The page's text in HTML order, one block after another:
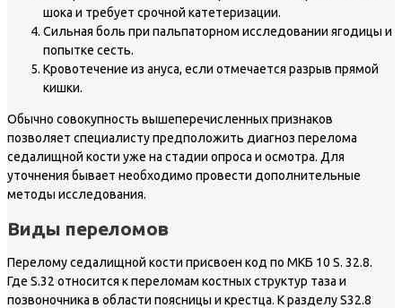
шока и требует срочной катетеризации.
Сильная боль при пальпаторном исследовании ягодицы и
попытке сесть.
Кровотечение из ануса, если отмечается разрыв прямой
кишки.
Обычно совокупность вышеперечисленных признаков
позволяет специалисту предположить диагноз перелома
седалищной кости уже на стадии опроса и осмотра. Для
уточнения бывает необходимо провести дополнительные
методы исследования.
Виды переломов
Перелому седалищной кости присвоен код по МКБ 10 S. 32.8.
Где S.32 относится к переломам костных структур таза и
позвоночника в области поясницы и крестца. К разделу S32.8